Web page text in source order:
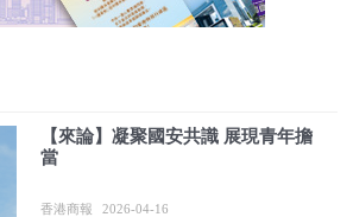
【來論】凝聚國安共識 展現青年擔
當
香港商報 2026-04-16